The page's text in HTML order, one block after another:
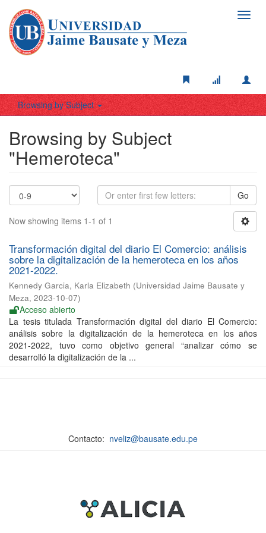
Browsing by Subject
Browsing by Subject
"Hemeroteca"
Go
Now showing items 1-1 of 1
Transformación digital del diario El Comercio: análisis
sobre la digitalización de la hemeroteca en los años
2021-2022.
Kennedy Garcia, Karla Elizabeth (Universidad Jaime Bausate y
Meza, 2023-10-07)
Acceso abierto
La tesis titulada Transformación digital del diario El Comercio:
análisis sobre la digitalización de la hemeroteca en los años
2021-2022, tuvo como objetivo general “analizar cómo se
desarrolló la digitalización de la ...
Contacto: nveliz@bausate.edu.pe